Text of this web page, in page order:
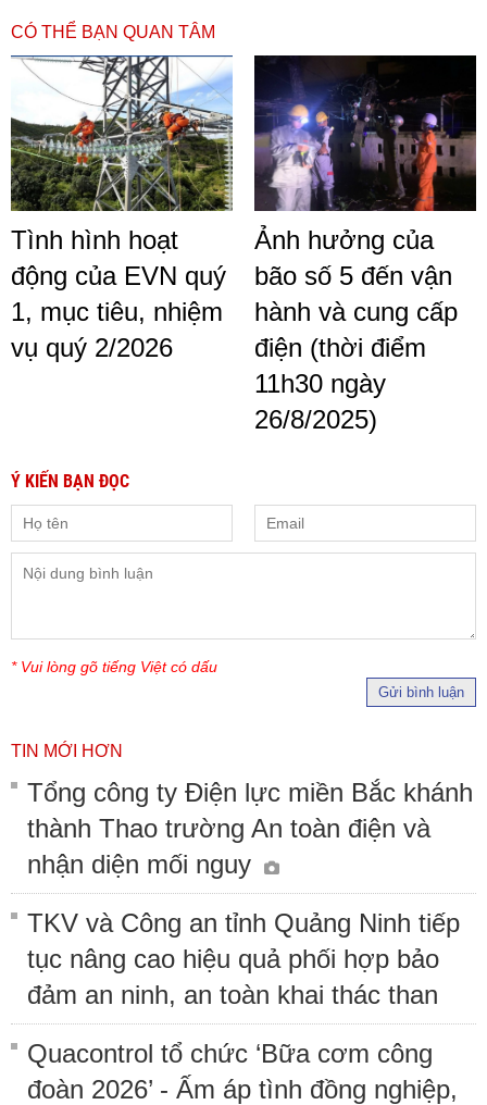
CÓ THỂ BẠN QUAN TÂM
Tình hình hoạt
động của EVN quý
1, mục tiêu, nhiệm
vụ quý 2/2026
Ảnh hưởng của
bão số 5 đến vận
hành và cung cấp
điện (thời điểm
11h30 ngày
26/8/2025)
Ý KIẾN BẠN ĐỌC
* Vui lòng gõ tiếng Việt có dấu
Gửi bình luận
TIN MỚI HƠN
Tổng công ty Điện lực miền Bắc khánh
thành Thao trường An toàn điện và
nhận diện mối nguy
TKV và Công an tỉnh Quảng Ninh tiếp
tục nâng cao hiệu quả phối hợp bảo
đảm an ninh, an toàn khai thác than
Quacontrol tổ chức ‘Bữa cơm công
đoàn 2026’ - Ấm áp tình đồng nghiệp,